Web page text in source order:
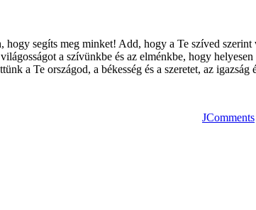
segíts meg minket! Add, hogy a Te szíved
a szívünkbe és az elménkbe, hogy
a Te országod, a békesség és a szeretet, az
JComments